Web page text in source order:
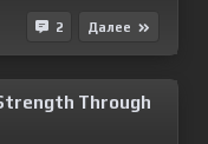
2 Далее
Through